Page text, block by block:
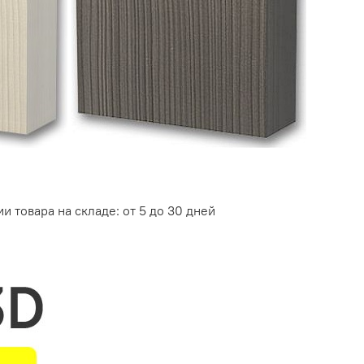
товара на складе: от 5 до 30 дней